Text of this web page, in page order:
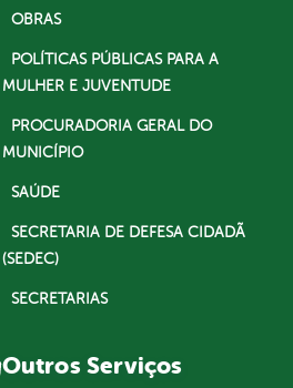
OBRAS
POLÍTICAS PÚBLICAS PARA A
MULHER E JUVENTUDE
PROCURADORIA GERAL DO
MUNICÍPIO
SAÚDE
SECRETARIA DE DEFESA CIDADÃ
(SEDEC)
SECRETARIAS
Outros Serviços